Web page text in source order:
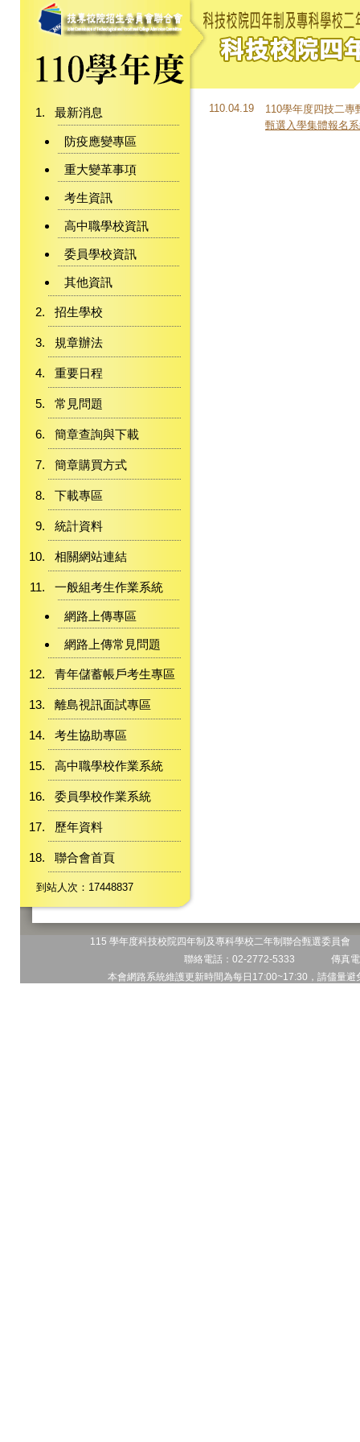
最新消息
防疫應變專區
重大變革事項
考生資訊
高中職學校資訊
委員學校資訊
其他資訊
招生學校
規章辦法
重要日程
常見問題
簡章查詢與下載
簡章購買方式
下載專區
統計資料
相關網站連結
一般組考生作業系統
網路上傳專區
網路上傳常見問題
青年儲蓄帳戶考生專區
離島視訊面試專區
考生協助專區
高中職學校作業系統
委員學校作業系統
歷年資料
聯合會首頁
到站人次：17448837
110.04.19
110學年度四技二專
甄選入學集體報名
115 學年度科技校院四年制及專科學校二年制聯合甄選委員
聯絡電話：02-2772-5333 傳真
本會網路系統維護更新時間為每日17:00~17:30，請儘量